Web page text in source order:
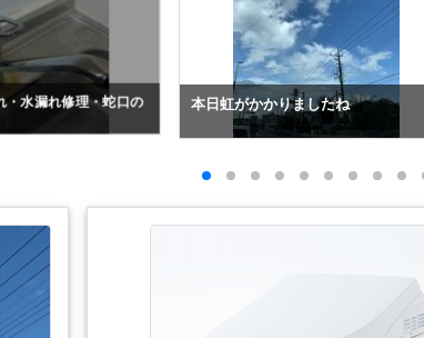
水漏れ修理・蛇口の
本日虹がかかりましたね